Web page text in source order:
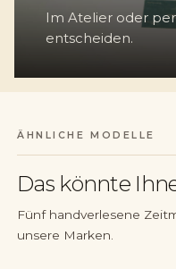
Im Atelier oder
entscheiden.
ÄHNLICHE MODELLE
Das könnte
Fünf handverlesene
unsere Marken.